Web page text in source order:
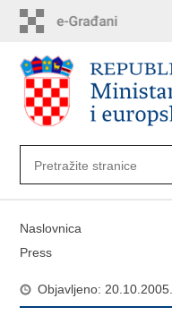
sadržaj
Naslovnica
Press
Objavljeno: 20.10.2005.